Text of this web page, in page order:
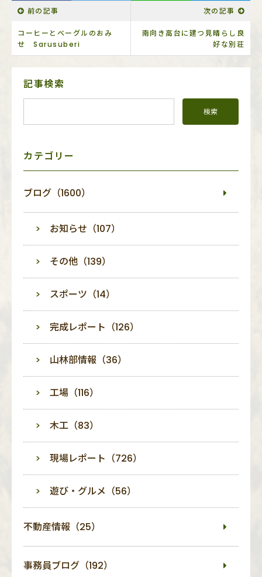
前の記事
コーヒーとベーグルのおみ
せ Sarusuberi
次の記事
南向き高台に建つ見晴らし良
好な別荘
サ
ニ
記事検索
カテゴリー
ブログ（1600）
お知らせ（107）
その他（139）
スポーツ（14）
完成レポート（126）
山林部情報（36）
工場（116）
木工（83）
現場レポート（726）
遊び・グルメ（56）
不動産情報（25）
事務員ブログ（192）